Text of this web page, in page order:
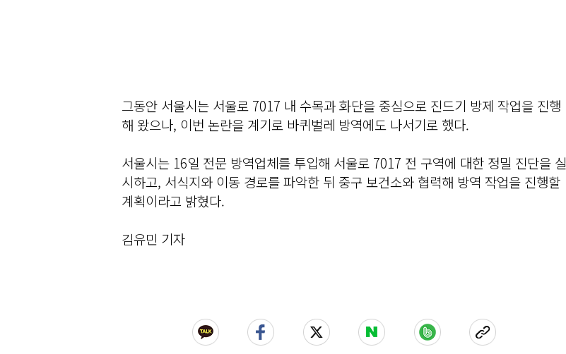
그동안 서울시는 서울로 7017 내 수목과 화단을 중심으로 진드기 방제 작업을 진행
해 왔으나, 이번 논란을 계기로 바퀴벌레 방역에도 나서기로 했다.
서울시는 16일 전문 방역업체를 투입해 서울로 7017 전 구역에 대한 정밀 진단을 실
시하고, 서식지와 이동 경로를 파악한 뒤 중구 보건소와 협력해 방역 작업을 진행할
계획이라고 밝혔다.
김유민 기자